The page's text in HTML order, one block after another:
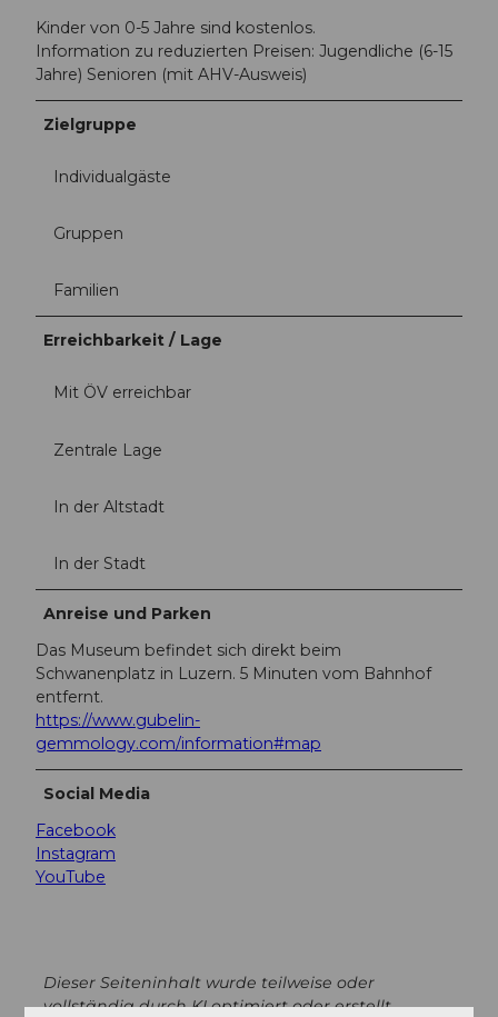
i
o
n
.
Kinder von 0-5 Jahre sind kostenlos.
Information zu reduzierten Preisen: Jugendliche (6-15
Jahre) Senioren (mit AHV-Ausweis)
Zielgruppe
Individualgäste
Gruppen
Familien
Erreichbarkeit / Lage
Mit ÖV erreichbar
Zentrale Lage
In der Altstadt
In der Stadt
Anreise und Parken
Das Museum befindet sich direkt beim
Schwanenplatz in Luzern. 5 Minuten vom Bahnhof
entfernt.
https://www.gubelin-
gemmology.com/information#map
Social Media
Facebook
Instagram
YouTube
Dieser Seiteninhalt wurde teilweise oder
vollständig durch KI optimiert oder erstellt.